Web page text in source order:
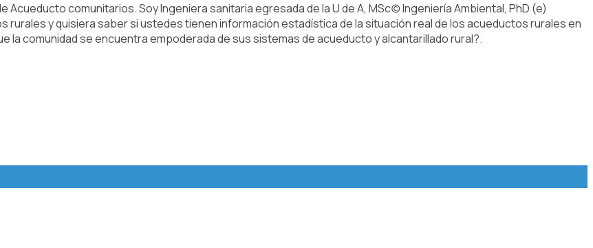
comunitarios. Soy Ingeniera sanitaria egresada de la U de A, MSc(c) Ingeniería Ambiental, PhD (e)
y quisiera saber si ustedes tienen información estadística de la situación real de los acueductos rurales en
la comunidad se encuentra empoderada de sus sistemas de acueducto y alcantarillado rural?.